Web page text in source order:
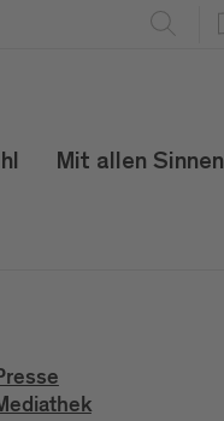
Mit allen Sinnen